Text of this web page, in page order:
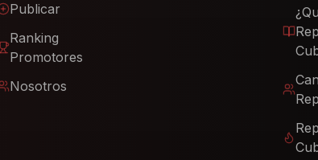
Publicar
Ranking
Promotores
Nosotros